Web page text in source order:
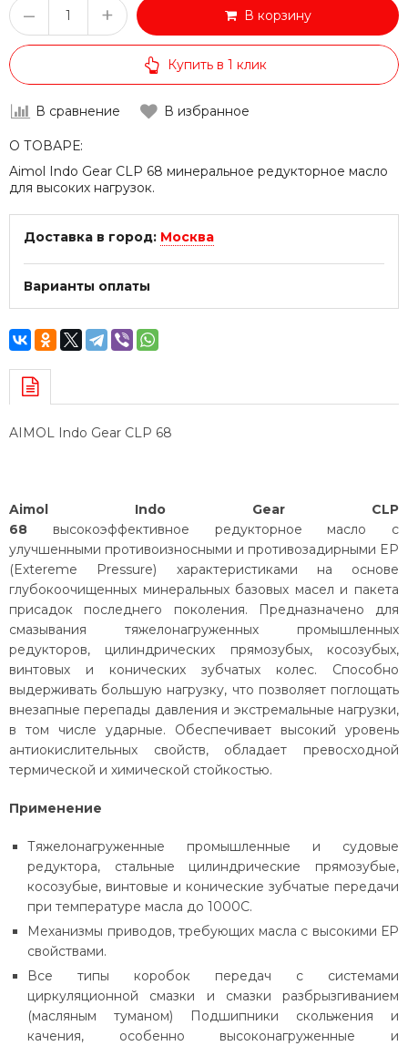
– + В корзину
Купить в 1 клик
В сравнение В избранное
О ТОВАРЕ:
Aimol Indo Gear CLP 68 минеральное редукторное масло
для высоких нагрузок.
Доставка в город: Москва
Варианты оплаты
AIMOL Indo Gear CLP 68
Aimol Indo Gear CLP
68 высокоэффективное редукторное масло с
улучшенными противоизносными и противозадирными EP
(Extereme Pressure) характеристиками на основе
глубокоочищенных минеральных базовых масел и пакета
присадок последнего поколения. Предназначено для
смазывания тяжелонагруженных промышленных
редукторов, цилиндрических прямозубых, косозубых,
винтовых и конических зубчатых колес. Способно
выдерживать большую нагрузку, что позволяет поглощать
внезапные перепады давления и экстремальные нагрузки,
в том числе ударные. Обеспечивает высокий уровень
антиокислительных свойств, обладает превосходной
термической и химической стойкостью.
Применение
Тяжелонагруженные промышленные и судовые
редуктора, стальные цилиндрические прямозубые,
косозубые, винтовые и конические зубчатые передачи
при температуре масла до 1000С.
Механизмы приводов, требующих масла с высокими ЕР
свойствами.
Все типы коробок передач с системами
циркуляционной смазки и смазки разбрызгиванием
(масляным туманом) Подшипники скольжения и
качения, особенно высоконагруженные и